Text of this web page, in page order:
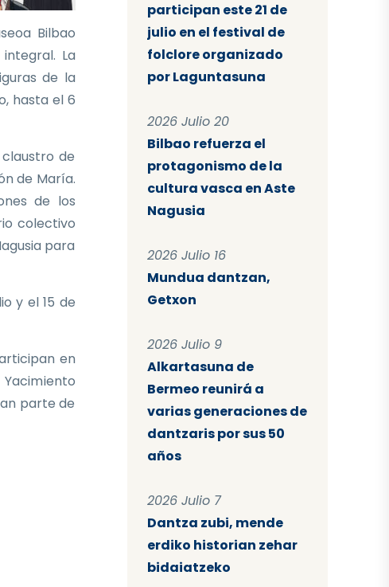
Bilbao
La
de la
hasta el 6
de
de María.
de los
colectivo
para
y el 15 de
en
parte de
participan este 21 de
julio en el festival de
folclore organizado
por Laguntasuna
2026 Julio 20
Bilbao refuerza el
protagonismo de la
cultura vasca en Aste
Nagusia
2026 Julio 16
Mundua dantzan,
Getxon
2026 Julio 9
Alkartasuna de
Bermeo reunirá a
varias generaciones de
dantzaris por sus 50
años
2026 Julio 7
Dantza zubi, mende
erdiko historian zehar
bidaiatzeko